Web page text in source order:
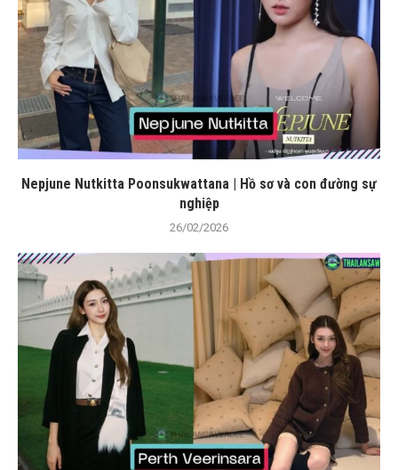
Nepjune Nutkitta Poonsukwattana | Hồ sơ và con đường sự
nghiệp
26/02/2026